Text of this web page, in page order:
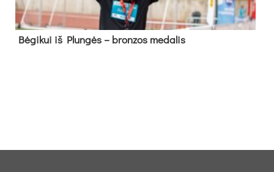
Bė­gi­kui iš Plun­gės – bron­zos me­da­lis